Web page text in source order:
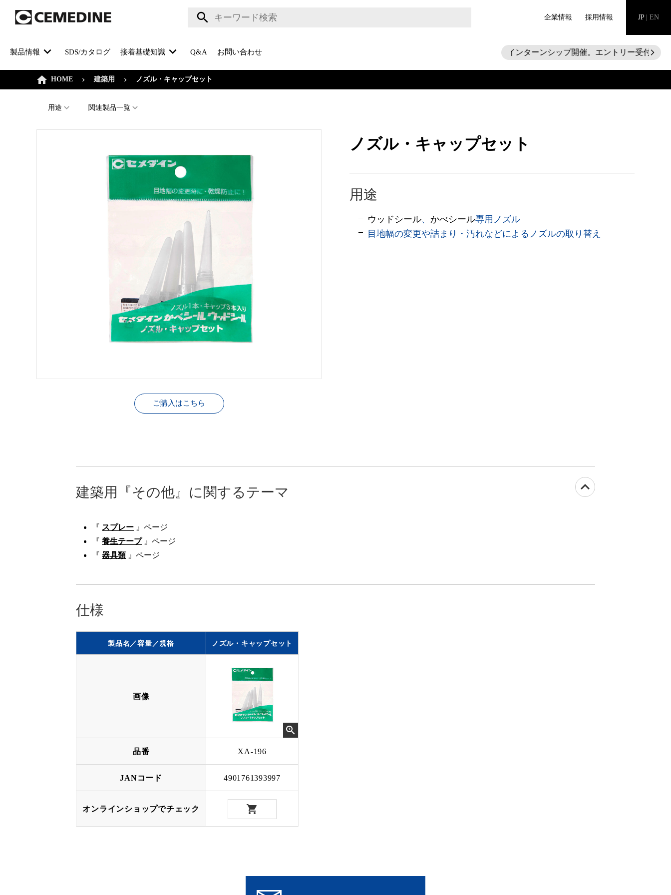
企業情報 採用情報 JP EN
製品情報 SDS/カタログ 接着基礎知識 Q&A お問い合わせ 28新卒向けインターンシップ開催。エントリー受付中！ arrow_forward_ios
HOME 建築用 ノズル・キャップセット
用途 関連製品一覧
ご購入はこちら
ノズル・キャップセット
用途
ウッドシール、 かべシール専用ノズル
目地幅の変更や詰まり・汚れなどによるノズルの取り替え
建築用『その他』に関するテーマ
『 スプレー 』ページ
『 養生テープ』ページ
『 器具類』ページ
仕様
製品名／容量／規格 ノズル・キャップセット
画像
品番 XA-196
JANコード 4901761393997
オンラインショップでチェック